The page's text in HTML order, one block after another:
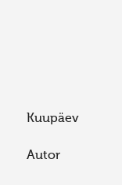
Kuupäev
Autor